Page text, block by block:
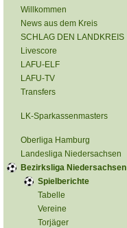
Willkommen
News aus dem Kreis
SCHLAG DEN LANDKREIS
Livescore
LAFU-ELF
LAFU-TV
Transfers
LK-Sparkassenmasters
Oberliga Hamburg
Landesliga Niedersachsen
Bezirksliga Niedersachsen
Spielberichte
Tabelle
Vereine
Torjäger